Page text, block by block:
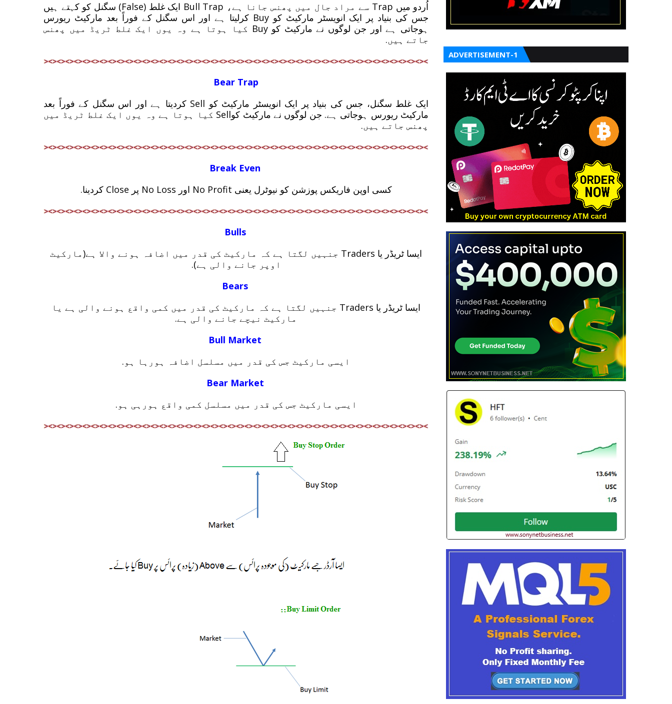
اُردو میں Trap سے مراد جال میں پھنس جانا ہے، Bull Trap ایک غلط (False) سگنل کو کہتے ہیں
جس کی بنیاد پر ایک انویسٹر مارکیٹ کو Buy کرلیتا ہے اور اس سگنل کے فوراً بعد مارکیٹ ریورس
ہوجاتی ہے اور جن لوگوں نے مارکیٹ کو Buy کیا ہوتا ہے وہ یوں ایک غلط ٹریڈ میں پھنس
جاتے ہیں.
Bear Trap
ایک غلط سگنل، جس کی بنیاد پر ایک انویسٹر مارکیٹ کو Sell کردیتا ہے اور اس سگنل کے فوراً بعد
مارکیٹ ریورس ہوجاتی ہے. جن لوگوں نے مارکیٹ کوSell کیا ہوتا ہے وہ یوں ایک غلط ٹریڈ میں
پھنس جاتے ہیں.
Break Even
کسی اوپن فاریکس پوزشن کو نیوٹرل یعنی No Profit اور No Loss پر Close کردینا.
Bulls
ایسا ٹریڈر یا Traders جنہیں لگتا ہے کہ مارکیٹ کی قدر میں اضافہ ہونے والا ہے(مارکیٹ
اوپر جانے والی ہے).
Bears
ایسا ٹریڈر یا Traders جنہیں لگتا ہے کہ مارکیٹ کی قدر میں کمی واقع ہونے والی ہے یا
مارکیٹ نیچے جانے والی ہے.
Bull Market
ایسی مارکیٹ جس کی قدر میں مسلسل اضافہ ہورہا ہو.
Bear Market
ایسی مارکیٹ جس کی قدر میں مسلسل کمی واقع ہورہی ہو.
ADVERTISEMENT-1